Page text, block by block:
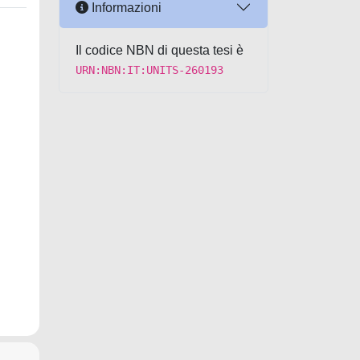
Informazioni
Il codice NBN di questa tesi è
URN:NBN:IT:UNITS-260193